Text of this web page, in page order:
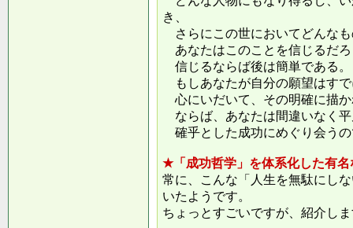
き、
さらにこの世においてどんな
あなたはこのことを信じるだ
信じるならば後は簡単である。
もしあなたが自分の願望はす
心にいだいて、その明確に描
ならば、あなたは間違いなく
確乎とした成功にめぐり会う
★「成功哲学」を体系化した有
常に、こんな「人生を無駄にし
いたようです。
ちょっとすごいですが、紹介し